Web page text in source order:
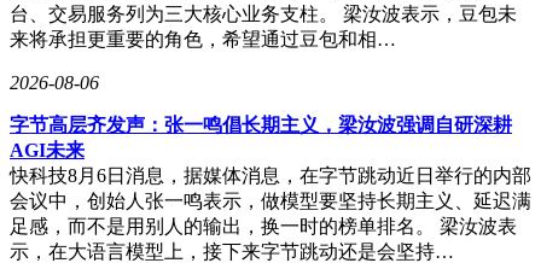
台、交易服务列为三大核心业务支柱。 梁汝波表示，豆包未
来将承担更重要的角色，希望通过豆包和相…
2026-08-06
字节高层齐发声：张一鸣倡长期主义，梁汝波强调自研深耕
AGI未来
快科技8月6日消息，据媒体消息，在字节跳动近日举行的内部
会议中，创始人张一鸣表示，做模型要坚持长期主义、延迟满
足感，而不是用别人的输出，换一时的榜单排名。 梁汝波表
示，在大语言模型上，接下来字节跳动还是会坚持…